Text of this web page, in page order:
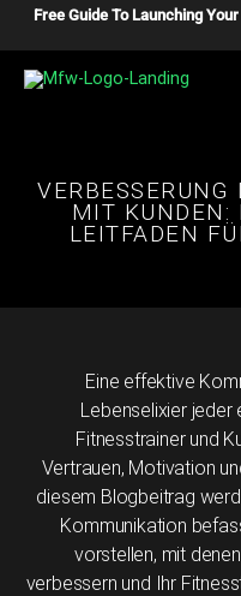
Free Guide To Launching
MIT KUNDEN:
LEITFADEN
Eine effektive
Lebenselixier jeder
Fitnesstrainer und
Vertrauen, Motivation
diesem Blogbeitrag
Kommunikation
vorstellen, mit
verbessern und Ihr